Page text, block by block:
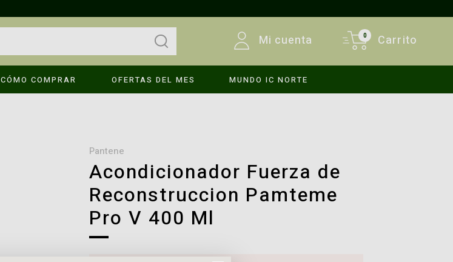
Mi cuenta
INICIAR SESIÓN
0 Carrito
CÓMO COMPRAR OFERTAS DEL MES MUNDO IC NORTE
pantene
Acondicionador Fuerza de
Reconstruccion Pamteme
Pro V 400 Ml